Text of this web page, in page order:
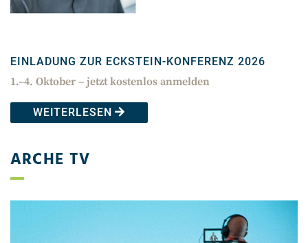
EINLADUNG ZUR ECKSTEIN-KONFERENZ 2026
1.–4. Oktober – jetzt kostenlos anmelden
WEITERLESEN
ARCHE TV